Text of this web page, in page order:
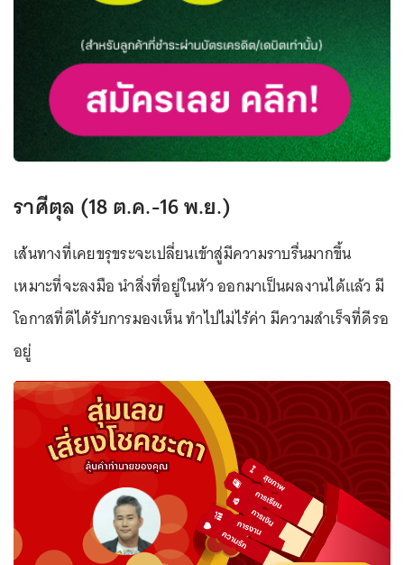
ราศีตุล (18 ต.ค.-16 พ.ย.)
เส้นทางที่เคยขรุขระจะเปลี่ยนเข้าสู่มีความราบรื่นมากขึ้น
เหมาะที่จะลงมือ นำสิ่งที่อยู่ในหัว ออกมาเป็นผลงานได้แล้ว มี
โอกาสที่ดีได้รับการมองเห็น ทำไปไม่ไร้ค่า มีความสำเร็จที่ดีรอ
อยู่